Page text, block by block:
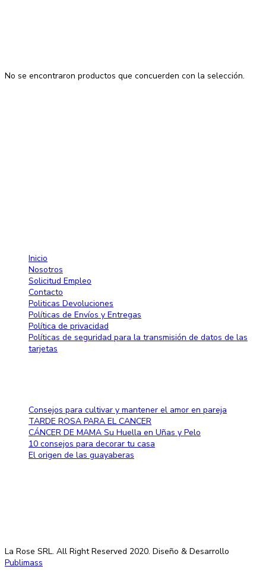
No se encontraron productos que concuerden con la selección.
Inicio
Nosotros
Solicitud Empleo
Contacto
Politicas Devoluciones
Políticas de Envíos y Entregas
Política de privacidad
Políticas de seguridad para la transmisión de datos de las
tarjetas
Consejos para cultivar y mantener el amor en pareja
TARDE ROSA PARA EL CANCER
CÁNCER DE MAMA Su Huella en Uñas y Pelo
10 consejos para decorar tu casa
El origen de las guayaberas
La Rose SRL. All Right Reserved 2020. Diseño & Desarrollo
Publimass